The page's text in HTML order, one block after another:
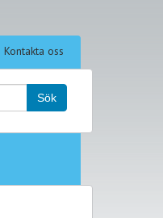
Kontakta oss
Sök